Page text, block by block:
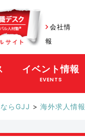
会社情
報
イベント情報
EVENTS
らGJJ > 海外求人情報